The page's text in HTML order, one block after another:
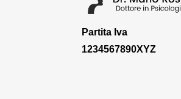
Partita Iva
1234567890XYZ